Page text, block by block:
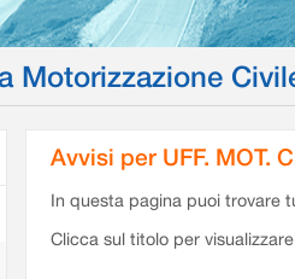
Motorizzazione
Avvisi per UFF. MOT.
In questa pagina puoi trovare
Clicca sul titolo per